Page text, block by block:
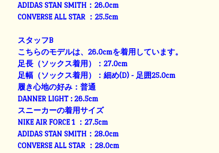
ADIDAS STAN SMITH：26.0cm
CONVERSE ALL STAR ：25.5cm
スタッフB
こちらのモデルは、26.0cmを着用しています。
足長（ソックス着用）：27.0cm
足幅（ソックス着用）：細め(D) - 足囲25.0cm
履き心地の好み：普通
DANNER LIGHT : 26.5cm
スニーカーの着用サイズ
NIKE AIR FORCE 1 ：27.5cm
ADIDAS STAN SMITH：28.0cm
CONVERSE ALL STAR ：28.0cm